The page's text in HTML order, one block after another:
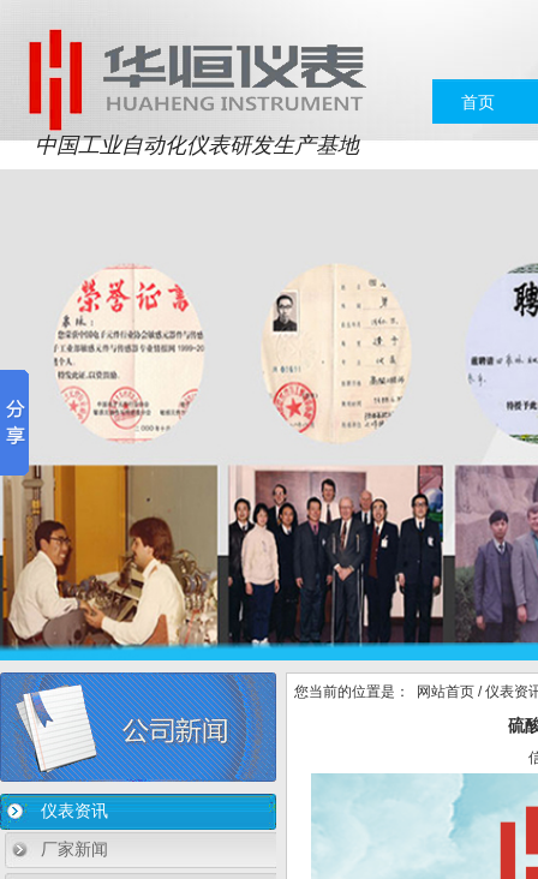
中国工业自动化仪表研发生产基地
首页
仪表资讯
厂家新闻
您当前的位置是： 网站首页 /仪表资
硫